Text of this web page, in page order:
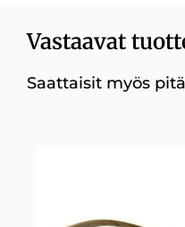
Vastaavat
Saattaisit myös